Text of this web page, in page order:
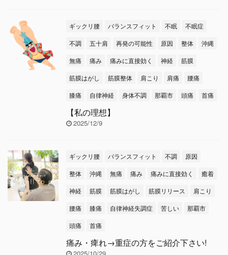
ギックリ腰 バランスフィット 不眠
不眠症
不調
五十肩 再発の可能性 原因 整体
沖縄
無痛
痛み 痛みに直接効く 神経
筋膜
筋膜はがし
筋膜整体 肩こり 肩痛
腰痛
膝痛
自律神経 身体不調 那覇市 頭痛 首痛
【私の理想】
2025/12/9
ギックリ腰 バランスフィット 不調
原因
整体
沖縄 無痛 痛み 痛みに直接効く
癒着
神経
筋膜 筋膜はがし 筋膜リリース
肩こり
腰痛
膝痛 自律神経失調症 苦しい
那覇市
頭痛
首痛
痛み・痺れ→重症の方をご紹介下さい!